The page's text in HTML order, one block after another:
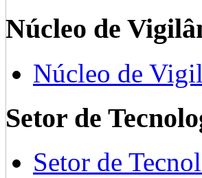
Núcleo de
Núcleo de
Setor de
Setor de